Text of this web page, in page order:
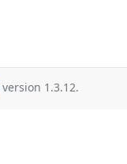
version 1.3.12.